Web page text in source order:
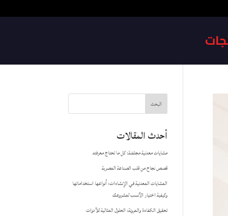
البحث
أحدث المقالات
مشايات معدنية مجلفنة: كل ما تحتاج معرفته
قصص نجاح من قلب الصناعة المصرية
المشايات المعدنية في الإنشاءات: أنواعها استخداماتها
وكيفية اختيار الأنسب لمشروعك
تحقيق الكفاءة والمرونة: الحلول المثالية للأدوات